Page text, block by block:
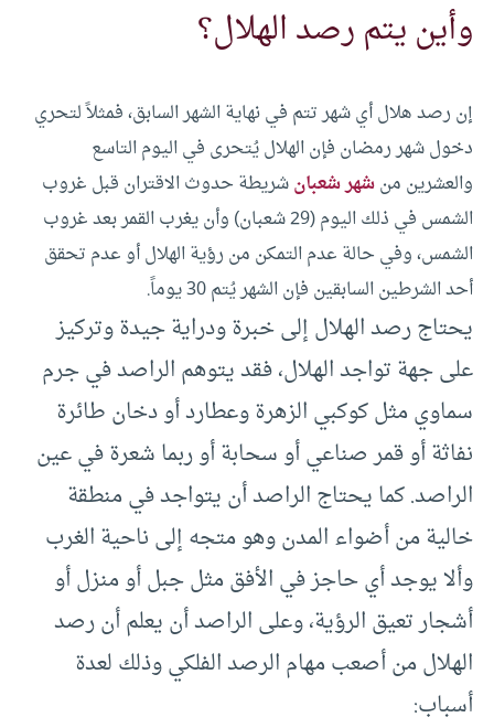
وأين يتم رصد الهلال؟
إن رصد هلال أي شهر تتم في نهاية الشهر السابق، فمثلاً لتحري
دخول شهر رمضان فإن الهلال يُتحرى في اليوم التاسع
والعشرين منشهر شعبانشريطة حدوث الاقتران قبل غروب
الشمس في ذلك اليوم (29 شعبان) وأن يغرب القمر بعد غروب
الشمس، وفي حالة عدم التمكن من رؤية الهلال أو عدم تحقق
أحد الشرطين السابقين فإن الشهر يُتم 30 يوماً.
يحتاج رصد الهلال إلى خبرة ودراية جيدة وتركيز
على جهة تواجد الهلال، فقد يتوهم الراصد في جرم
سماوي مثل كوكبي الزهرة وعطارد أو دخان طائرة
نفاثة أو قمر صناعي أو سحابة أو ربما شعرة في عين
الراصد. كما يحتاج الراصد أن يتواجد في منطقة
خالية من أضواء المدن وهو متجه إلى ناحية الغرب
وألا يوجد أي حاجز في الأفق مثل جبل أو منزل أو
أشجار تعيق الرؤية، وعلى الراصد أن يعلم أن رصد
الهلال من أصعب مهام الرصد الفلكي وذلك لعدة
أسباب: